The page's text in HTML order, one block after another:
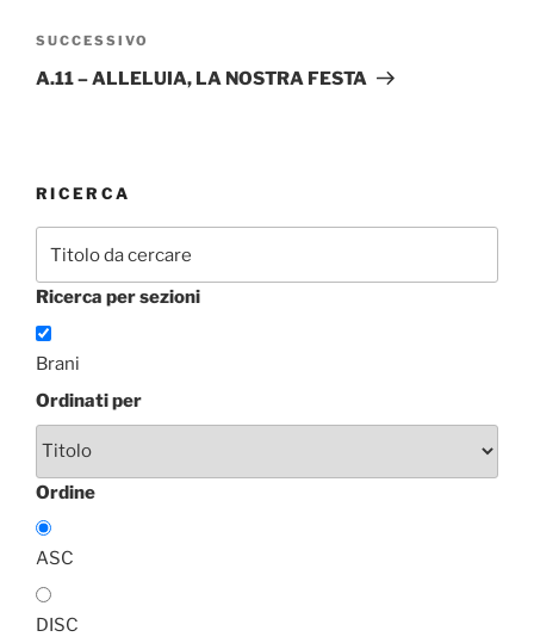
Articolo
successivo
SUCCESSIVO
A.11 – ALLELUIA, LA NOSTRA FESTA
RICERCA
Ricerca per sezioni
Brani
Ordinati per
Ordine
ASC
DISC